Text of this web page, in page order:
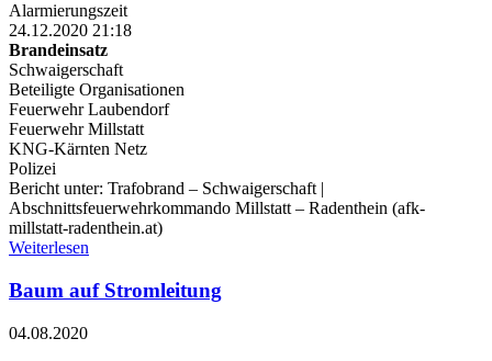
Alarmierungszeit
24.12.2020 21:18
Brandeinsatz
Schwaigerschaft
Beteiligte Organisationen
Feuerwehr Laubendorf
Feuerwehr Millstatt
KNG-Kärnten Netz
Polizei
Bericht unter: Trafobrand – Schwaigerschaft |
Abschnittsfeuerwehrkommando Millstatt – Radenthein (afk-
millstatt-radenthein.at)
Weiterlesen
Baum auf Stromleitung
04.08.2020